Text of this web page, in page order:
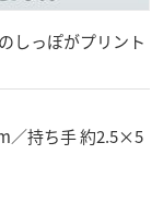
しっぽがプリント
／持ち手 約2.5×5